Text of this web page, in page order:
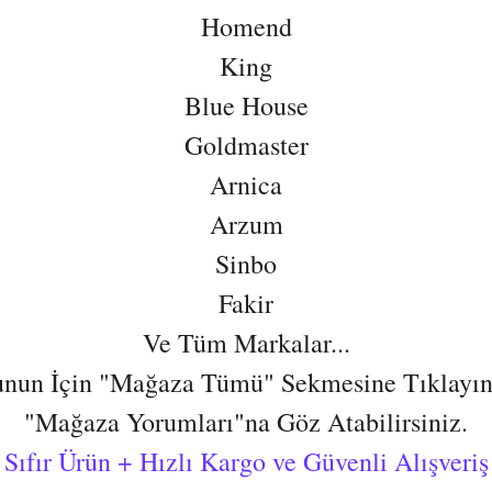
Homend
King
Blue House
Goldmaster
Arnica
Arzum
Sinbo
Fakir
Ve Tüm Markalar...
İçin "Mağaza Tümü" Sekmesine
"Mağaza Yorumları"na Göz Atabilirsiniz.
Sıfır Ürün + Hızlı Kargo ve Güvenli Alışveriş